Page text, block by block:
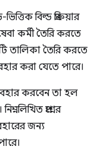
বিল্ড প্রক্রিয়ার
কর্মী তৈরি করতে
তালিকা তৈরি করতে
করা যেতে পারে।
করবেন তা হল
। নিম্নলিখিত প্রশ্নের
জন্য